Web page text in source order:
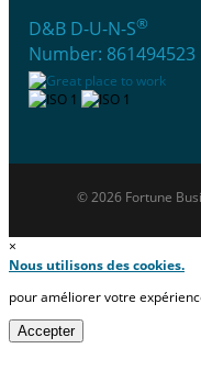
D&B D-U-N-S®
Number: 861494523
© 2026 Fortune
×
Nous utilisons des cookies.
pour améliorer votre
Accepter